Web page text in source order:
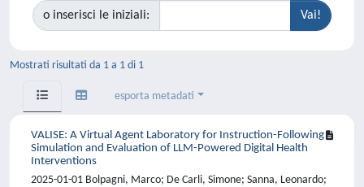
o inserisci le iniziali:
Mostrati risultati da 1 a 1 di 1
esporta metadati
VALISE: A Virtual Agent Laboratory for Instruction-Following
Simulation and Evaluation of LLM-Powered Digital Health
Interventions
2025-01-01 Bolpagni, Marco; De Carli, Simone; Sanna, Leonardo;